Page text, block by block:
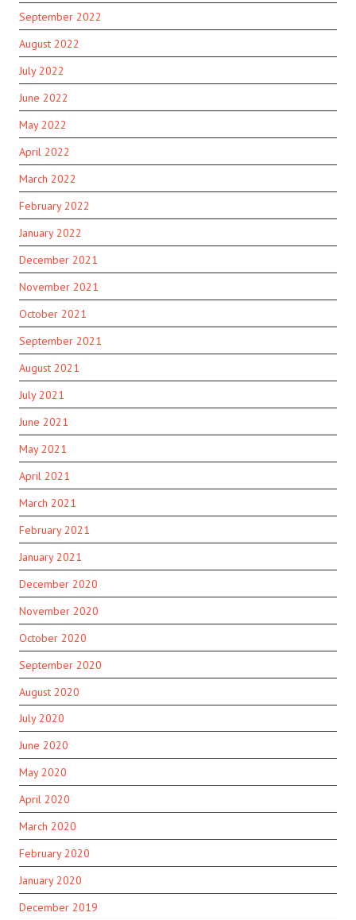
September 2022
August 2022
July 2022
June 2022
May 2022
April 2022
March 2022
February 2022
January 2022
December 2021
November 2021
October 2021
September 2021
August 2021
July 2021
June 2021
May 2021
April 2021
March 2021
February 2021
January 2021
December 2020
November 2020
October 2020
September 2020
August 2020
July 2020
June 2020
May 2020
April 2020
March 2020
February 2020
January 2020
December 2019